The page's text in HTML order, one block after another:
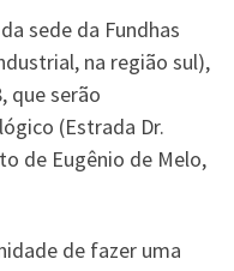
sede da Fundhas
na região sul),
que serão
(Estrada Dr.
de Eugênio de Melo,
de fazer uma